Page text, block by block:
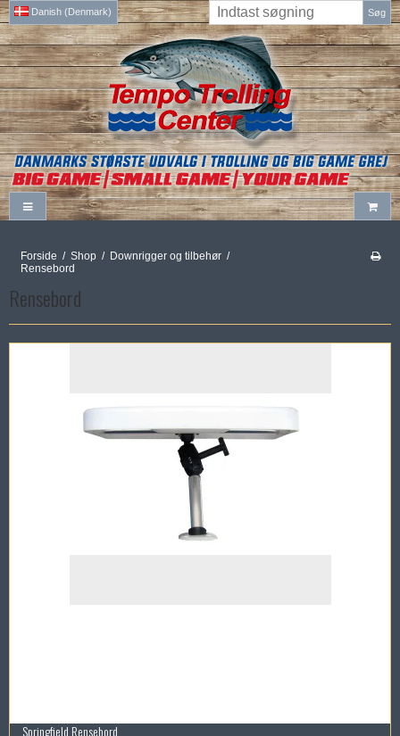
Danish (Denmark) Søg
Forside / Shop / Downrigger og tilbehør /
Rensebord
Rensebord
Springfield Rensebord